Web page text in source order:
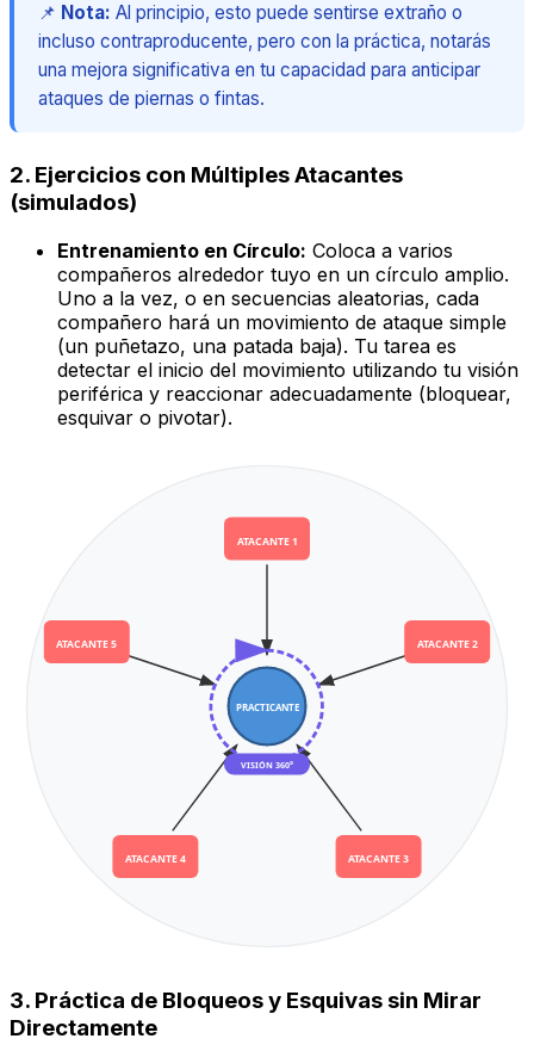
📌 Nota: Al principio, esto puede sentirse extraño o
incluso contraproducente, pero con la práctica, notarás
una mejora significativa en tu capacidad para anticipar
ataques de piernas o fintas.
2. Ejercicios con Múltiples Atacantes
(simulados)
Entrenamiento en Círculo: Coloca a varios
compañeros alrededor tuyo en un círculo amplio.
Uno a la vez, o en secuencias aleatorias, cada
compañero hará un movimiento de ataque simple
(un puñetazo, una patada baja). Tu tarea es
detectar el inicio del movimiento utilizando tu visión
periférica y reaccionar adecuadamente (bloquear,
esquivar o pivotar).
ATACANTE 1
ATACANTE 2
ATACANTE 3
ATACANTE 4
ATACANTE 5
PRACTICANTE
VISIÓN 360°
3. Práctica de Bloqueos y Esquivas sin Mirar
Directamente